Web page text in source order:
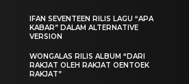
IFAN SEVENTEEN RILIS LAGU “APA
KABAR” DALAM ALTERNATIVE
VERSION
WONGALAS RILIS ALBUM “DARI
RAKJAT OLEH RAKJAT OENTOEK
RAKJAT”